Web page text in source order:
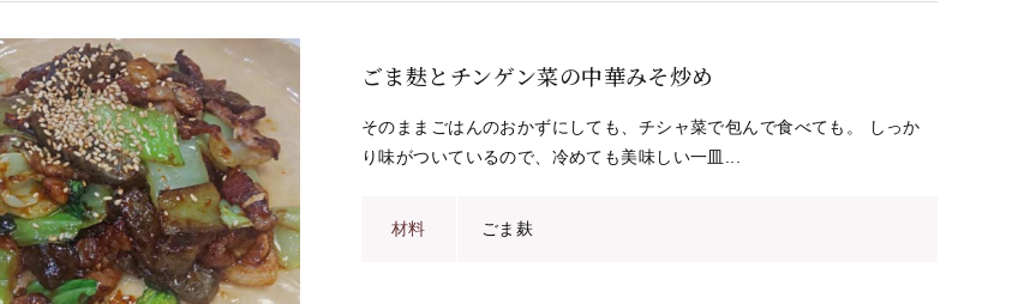
ごま麸とチンゲン菜の中華みそ炒め
そのままごはんのおかずにしても、チシャ菜で包んで食べても。 しっか
り味がついているので、冷めても美味しい一皿...
材料 ごま麸